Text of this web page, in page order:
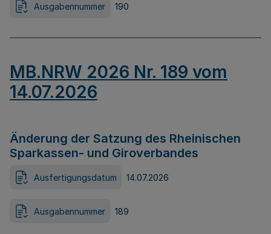
Ausgabennummer 190
MB.NRW 2026 Nr. 189 vom
14.07.2026
Änderung der Satzung des Rheinischen
Sparkassen- und Giroverbandes
Ausfertigungsdatum 14.07.2026
Ausgabennummer 189